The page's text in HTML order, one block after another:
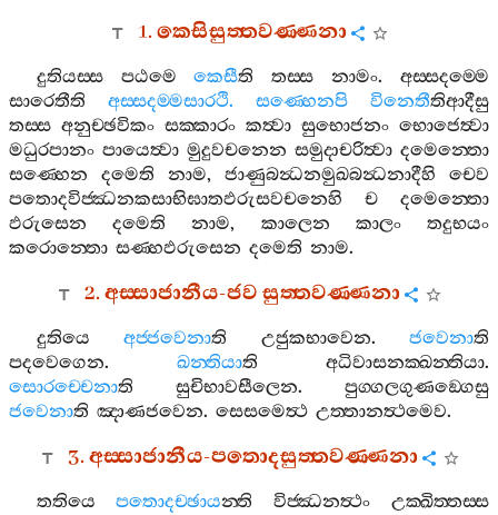
1.කෙසිසුත‍්තවණ‍්ණනා
දුතියස‍්ස පඨමෙ කෙසීති තස‍්ස නාමං. අස‍්සදම‍්මෙ
සාරෙතීති
අස‍්සදම‍්මසාරථි. සණ‍්හෙනපි විනෙතීතිආදීසු
තස‍්ස අනුච‍්ඡවිකං සක‍්කාරං කත්‍වා සුභොජනං භොජෙත්‍වා
මධුරපානං පායෙත්‍වා මුදුවචනෙන සමුදාචරිත්‍වා දමෙන‍්තො
සණ‍්හෙන
දමෙති නාම, ජාණුබන්‍ධනමුඛබන්‍ධනාදීහි
චෙව
පතොදවිජ‍්ඣනකසාභිඝාතඵරුසවචනෙහි
ච
දමෙන‍්තො
ඵරුසෙන
දමෙති නාම, කාලෙන කාලං
තදුභයං
කරොන‍්තො සණ‍්හඵරුසෙන දමෙති නාම.
2.අස‍්සාජානීය-ජවසුත‍්තවණ‍්ණනා
දුතියෙ අජ‍්ජවෙනාති උජුකභාවෙන.ජවෙනාති
පදවෙගෙන. ඛන‍්තියාති අධිවාසනක‍්ඛන‍්තියා.
සොරච‍්චෙනාති සුචිභාවසීලෙන. පුග‍්ගලගුණඞ‍්ගෙසු
ජවෙනාති ඤාණජවෙන. සෙසමෙත්‍ථ උත‍්තානත්‍ථමෙව.
3.අස‍්සාජානීය-පතොදසුත‍්තවණ‍්ණනා
තතියෙ පතොදච‍්ඡායන‍්ති විජ‍්ඣනත්‍ථං
උක‍්ඛිත‍්තස‍්ස